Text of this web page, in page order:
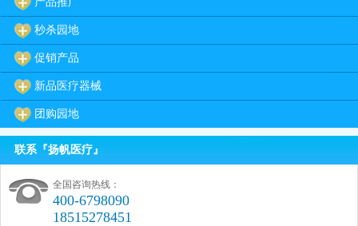
秒杀园地
促销产品
新品医疗器械
团购园地
联系『扬帆医疗』
全国咨询热线：
400-6798090
18515278451